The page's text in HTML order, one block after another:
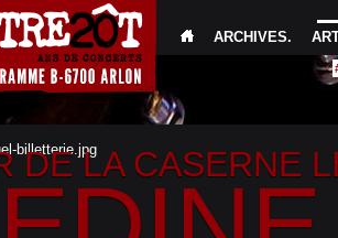
ARCHIVES.
DE LA CASERNE